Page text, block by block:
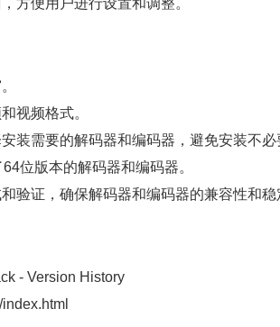
方便用户进行设置和调整。
视频格式。
装需要的解码器和编码器，避免安装不必
位版本的解码器和编码器。
验证，确保解码器和编码器的兼容性和稳
- Version History